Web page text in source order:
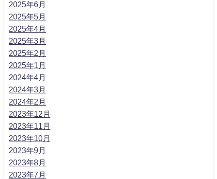
2025年6月
2025年5月
2025年4月
2025年3月
2025年2月
2025年1月
2024年4月
2024年3月
2024年2月
2023年12月
2023年11月
2023年10月
2023年9月
2023年8月
2023年7月